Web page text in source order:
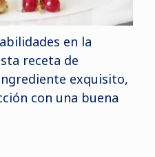
en la
receta de
exquisito,
con una buena